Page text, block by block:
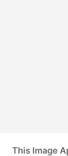
This Image